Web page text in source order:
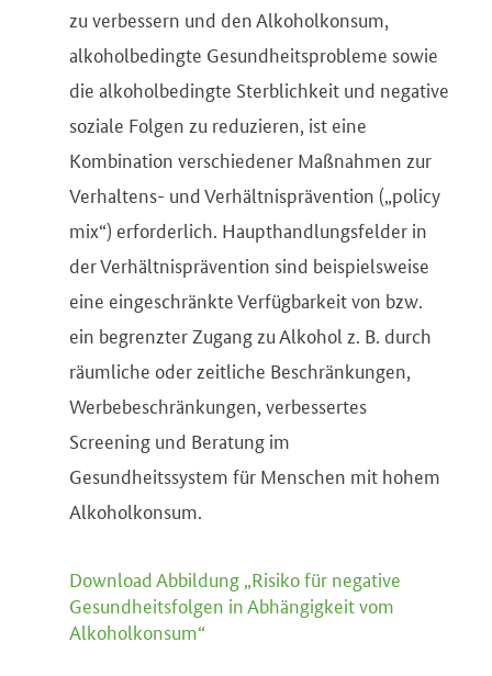
zu verbessern und den Alkoholkonsum,
alkoholbedingte Gesundheitsprobleme sowie
die alkoholbedingte Sterblichkeit und negative
soziale Folgen zu reduzieren, ist eine
Kombination verschiedener Maßnahmen zur
Verhaltens- und Verhältnisprävention („policy
mix“) erforderlich. Haupthandlungsfelder in
der Verhältnisprävention sind beispielsweise
eine eingeschränkte Verfügbarkeit von bzw.
ein begrenzter Zugang zu Alkohol z. B. durch
räumliche oder zeitliche Beschränkungen,
Werbebeschränkungen, verbessertes
Screening und Beratung im
Gesundheitssystem für Menschen mit hohem
Alkoholkonsum.
Download Abbildung „Risiko für negative
Gesundheitsfolgen in Abhängigkeit vom
Alkoholkonsum“